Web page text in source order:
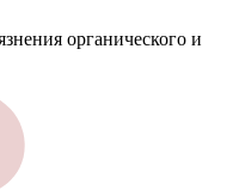
органического и